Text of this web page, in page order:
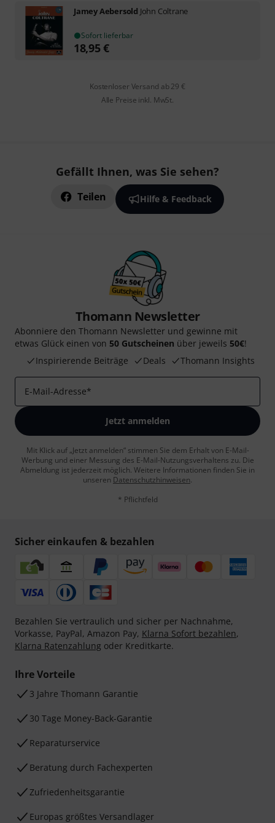
Jamey Aebersold John Coltrane
Sofort lieferbar
18,95€
Kostenloser Versand ab 29 €
Alle Preise inkl. MwSt.
Gefällt Ihnen, was Sie sehen?
Teilen Hilfe & Feedback
Thomann Newsletter
Abonniere den Thomann Newsletter und gewinne mit
etwas Glück einen von 50 Gutscheinen über jeweils 50€!
Inspirierende Beiträge
Deals Thomann Insights
E-Mail-Adresse*
Jetzt anmelden
Mit Klick auf „Jetzt anmelden“ stimmen Sie dem Erhalt von E-Mail-
Werbung und einer Messung des E-Mail-Nutzungsverhaltens zu. Die
Abmeldung ist jederzeit möglich. Weitere Informationen finden Sie in
unseren Datenschutzhinweisen.
* Pflichtfeld
Sicher einkaufen & bezahlen
Bezahlen Sie vertraulich und sicher per Nachnahme,
Vorkasse, PayPal, Amazon Pay, Klarna Sofort bezahlen,
Klarna Ratenzahlung oder Kreditkarte.
Ihre Vorteile
3 Jahre Thomann Garantie
30 Tage Money-Back-Garantie
Reparaturservice
Beratung durch Fachexperten
Zufriedenheitsgarantie
Europas größtes Versandlager